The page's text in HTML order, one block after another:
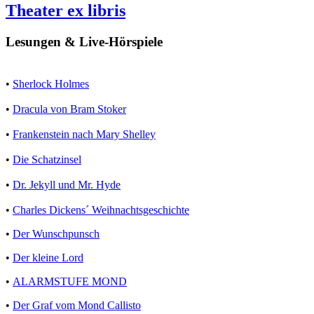
Theater ex libris
Lesungen & Live-Hörspiele
• Sherlock Holmes
• Dracula von Bram Stoker
• Frankenstein nach Mary Shelley
• Die Schatzinsel
• Dr. Jekyll und Mr. Hyde
• Charles Dickens´ Weihnachtsgeschichte
• Der Wunschpunsch
• Der kleine Lord
• ALARMSTUFE MOND
• Der Graf vom Mond Callisto